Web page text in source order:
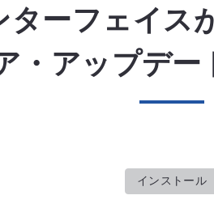
ーフェイス
・アップデー
インストール